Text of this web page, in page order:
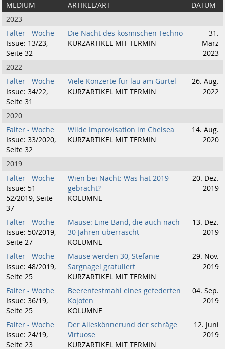
MEDIUM ARTIKEL/ART
DATUM
2023
Falter - Woche
Issue: 13/23,
Seite 32
Die Nacht des kosmischen Techno
KURZARTIKEL MIT TERMIN
31.
März
2023
2022
Falter - Woche
Issue: 34/22,
Seite 31
Viele Konzerte für lau am Gürtel
KURZARTIKEL MIT TERMIN
26. Aug.
2022
2020
Falter - Woche
Issue: 33/2020,
Seite 32
Wilde Improvisation im Chelsea
KURZARTIKEL MIT TERMIN
14. Aug.
2020
2019
Falter - Woche
Issue: 51-
52/2019, Seite
37
Wien bei Nacht: Was hat 2019
gebracht?
KOLUMNE
20. Dez.
2019
Falter - Woche
Issue: 50/2019,
Seite 27
Mäuse: Eine Band, die auch nach
30 Jahren überrascht
KOLUMNE
13. Dez.
2019
Falter - Woche
Issue: 48/2019,
Seite 25
Mäuse werden 30, Stefanie
Sargnagel gratuliert
KURZARTIKEL MIT TERMIN
29. Nov.
2019
Falter - Woche
Issue: 36/19,
Seite 25
Beerenfestmahl eines gefederten
Kojoten
KOLUMNE
04. Sep.
2019
Falter - Woche
Issue: 24/19,
Seite 23
Der Alleskönnerund der schräge
Virtuose
KURZARTIKEL MIT TERMIN
12. Juni
2019